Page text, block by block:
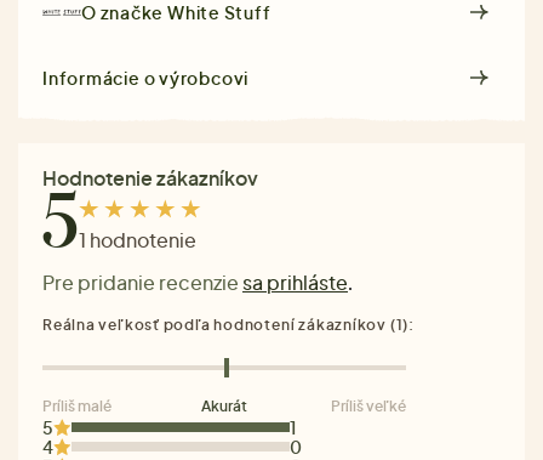
O značkeWhite Stuff
Informácie o výrobcovi
Hodnotenie zákazníkov
51 hodnotenie
Pre pridanie recenzie sa prihláste.
5
1
4
0
Reálna veľkosť podľa hodnotení zákazníkov (1):
Príliš malé Akurát Príliš veľké